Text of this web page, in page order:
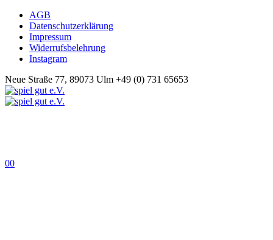
AGB
Datenschutzerklärung
Impressum
Widerrufsbelehrung
Instagram
Neue Straße 77, 89073 Ulm +49 (0) 731 65653
00